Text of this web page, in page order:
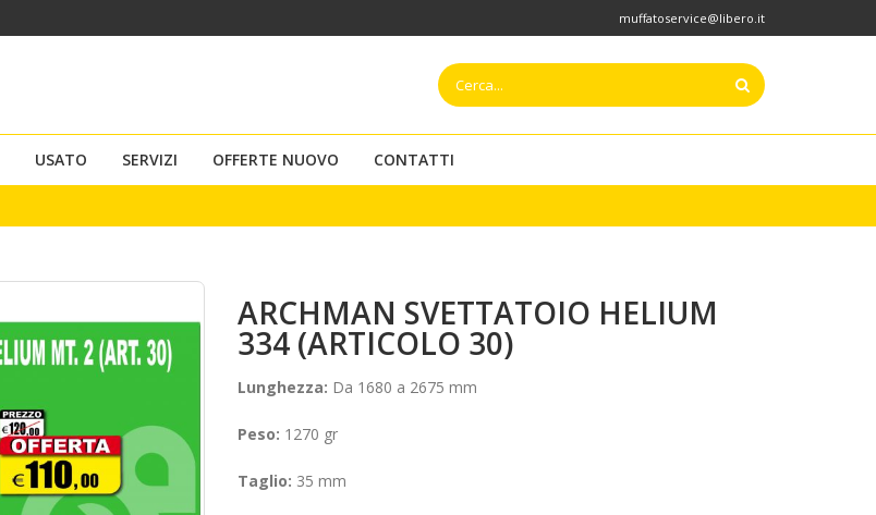
muffatoservice@libero.it
USATO SERVIZI OFFERTE NUOVO CONTATTI
ARCHMAN SVETTATOIO HELIUM
334 (ARTICOLO 30)
Lunghezza: Da 1680 a 2675 mm
Peso: 1270 gr
Taglio: 35 mm